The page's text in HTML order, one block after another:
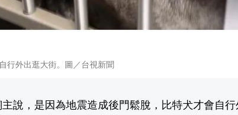
行外出逛大街。圖／台視新聞
說，是因為地震造成後門鬆脫，比特犬才會自行